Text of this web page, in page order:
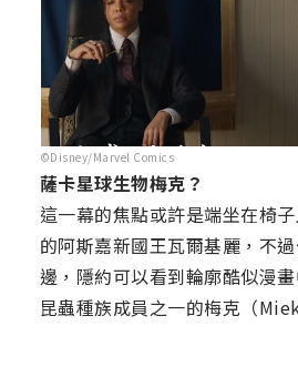
©Disney/Marvel Comics
薩卡星球生物梅克？
這一幕的焦點或許是端坐在椅
的阿斯嘉新國王瓦爾基麗，不
邊，隱約可以看到輪廓酷似漫
昆蟲種族成員之一的梅克（